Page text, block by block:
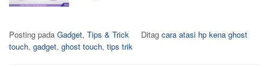
Posting pada Gadget, Tips & Trick Ditag cara atasi hp kena ghost
touch, gadget, ghost touch, tips trik